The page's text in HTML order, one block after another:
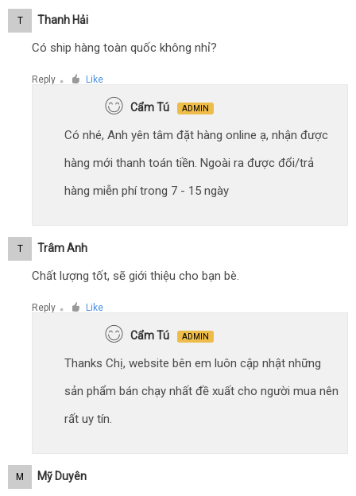
T Thanh Hải
Có ship hàng toàn quốc không nhỉ?
Reply ● Like
Cẩm Tú ADMIN
Có nhé, Anh yên tâm đặt hàng online ạ, nhận được
hàng mới thanh toán tiền. Ngoài ra được đổi/trả
hàng miễn phí trong 7 - 15 ngày
T Trâm Anh
Chất lượng tốt, sẽ giới thiệu cho bạn bè.
Reply ● Like
Cẩm Tú ADMIN
Thanks Chị, website bên em luôn cập nhật những
sản phẩm bán chạy nhất đề xuất cho người mua nên
rất uy tín.
M Mỹ Duyên